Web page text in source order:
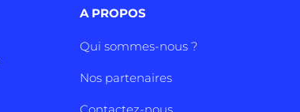
A PROPOS
Qui sommes-nous ?
Nos partenaires
Contactez-nous